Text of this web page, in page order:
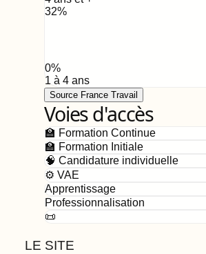
32%
0%
1 à 4 ans
Source France Travail
Voies d'accès
🏫 Formation Continue
🏫 Formation Initiale
🧠 Candidature individuelle
⚙️ VAE
Apprentissage
Professionnalisation
📜
LE SITE